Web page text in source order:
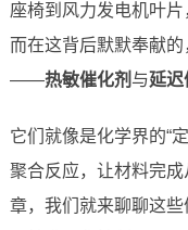
座椅到风力发电机叶片
而在这背后默默奉献
——热敏催化剂 与延迟
它们就像是化学界的“
聚合反应，让材料完
章，我们就来聊聊这